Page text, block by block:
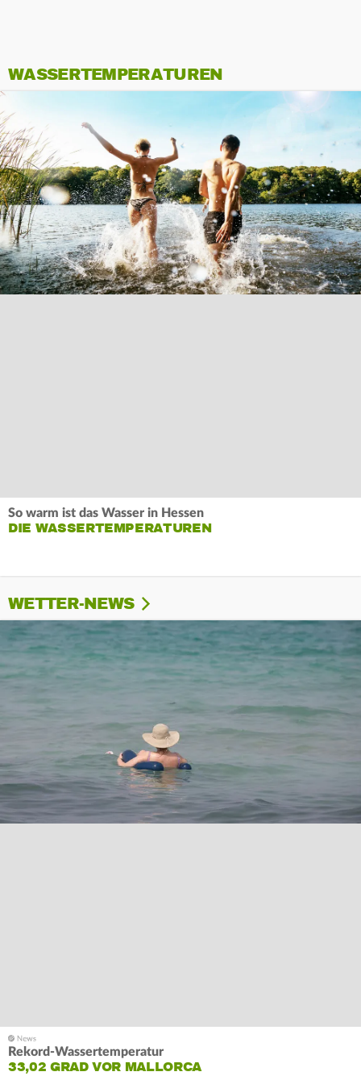
WASSERTEMPERATUREN
So warm ist das Wasser in Hessen
DIE WASSERTEMPERATUREN
WETTER-NEWS
Rekord-Wassertemperatur
33,02 GRAD VOR MALLORCA